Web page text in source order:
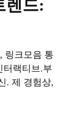
렌드:
링크모음 통
터랙티브.부
. 제 경험상,